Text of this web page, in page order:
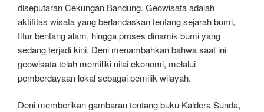
diseputaran Cekungan Bandung. Geowisata adalah
aktifitas wisata yang berlandaskan tentang sejarah bumi,
fitur bentang alam, hingga proses dinamik bumi yang
sedang terjadi kini. Deni menambahkan bahwa saat ini
geowisata telah memiliki nilai ekonomi, melalui
pemberdayaan lokal sebagai pemilik wilayah.
Deni memberikan gambaran tentang buku Kaldera Sunda,